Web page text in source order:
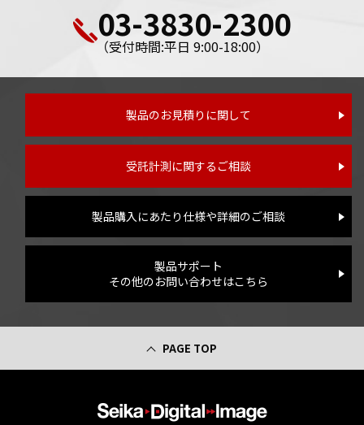
03-3830-2300
（受付時間:平日 9:00-18:00）
製品のお見積りに関して
受託計測に関するご相談
製品購入にあたり仕様や詳細のご相談
製品サポート
その他のお問い合わせはこちら
PAGE TOP